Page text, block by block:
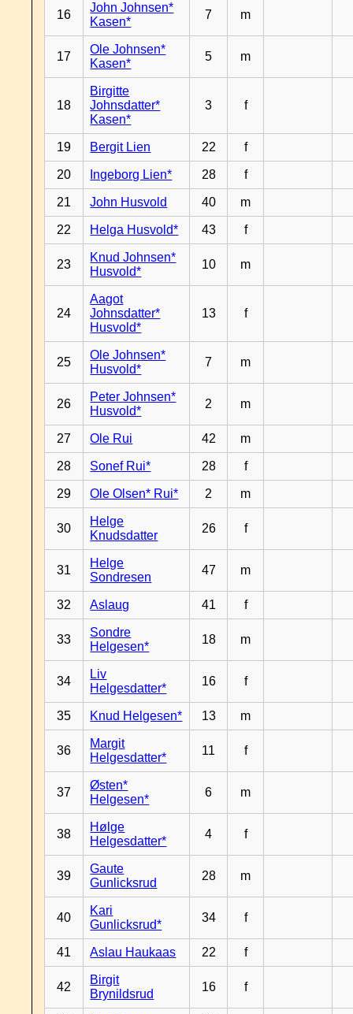
16
John Johnsen*
Kasen*
7 m
17
Ole Johnsen*
Kasen*
5 m
18
Birgitte
Johnsdatter*
Kasen*
3 f
19 Bergit Lien 22 f
20 Ingeborg Lien* 28 f
21 John Husvold 40 m
22 Helga Husvold* 43 f
23
Knud Johnsen*
Husvold*
10 m
24
Aagot
Johnsdatter*
Husvold*
13 f
25
Ole Johnsen*
Husvold*
7 m
26
Peter Johnsen*
Husvold*
2 m
27 Ole Rui 42 m
28 Sonef Rui* 28 f
29 Ole Olsen* Rui* 2 m
30
Helge
Knudsdatter
26 f
31
Helge
Sondresen
47 m
32 Aslaug 41 f
33
Sondre
Helgesen*
18 m
34
Liv
Helgesdatter*
16 f
35 Knud Helgesen* 13 m
36
Margit
Helgesdatter*
11 f
37
Østen*
Helgesen*
6 m
38
Hølge
Helgesdatter*
4 f
39
Gaute
Gunlicksrud
28 m
40
Kari
Gunlicksrud*
34 f
41 Aslau Haukaas 22 f
42
Birgit
Brynildsrud
16 f